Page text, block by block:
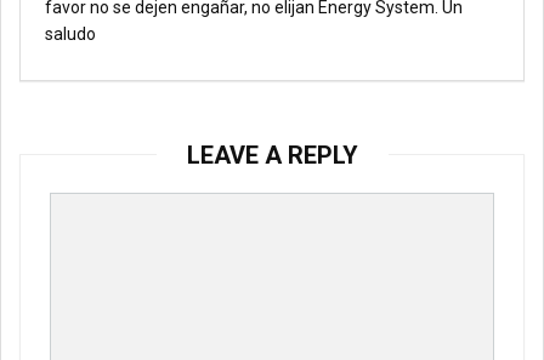
favor no se dejen engañar, no elijan Energy System. Un
saludo
LEAVE A REPLY